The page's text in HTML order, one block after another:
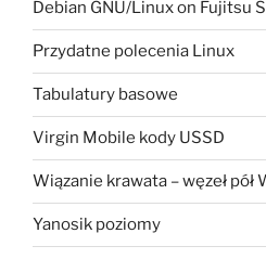
Debian GNU/Linux on Fujitsu
Przydatne polecenia Linux
Tabulatury basowe
Virgin Mobile kody USSD
Wiązanie krawata – węzeł pół
Yanosik poziomy